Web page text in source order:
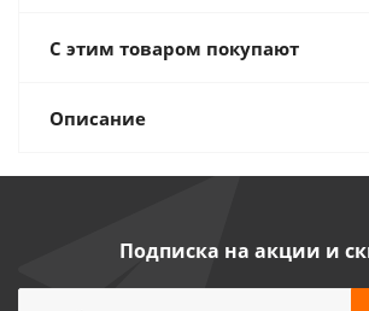
С этим товаром покупают
Описание
Подписка на акции и